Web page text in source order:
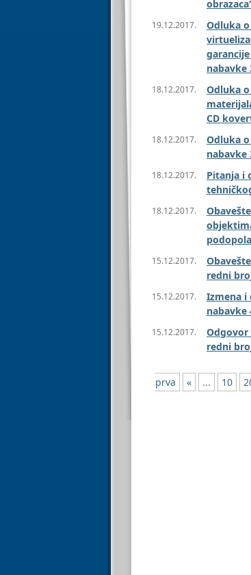
19.12.2017.
Odluka
nabavke
18.12.2017.
Odluka
CD
18.12.2017.
Odluka
nabavke
18.12.2017.
Pitanja i
18.12.2017.
15.12.2017.
redni
15.12.2017.
Izmena i
nabavke
15.12.2017.
Odgovor
redni
prva
« ... 10